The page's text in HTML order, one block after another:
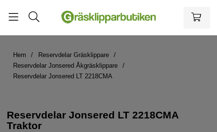
Hem
Reservdelar Gräsklippare
Reservdelar Jonsered Åkgräsklippare
Reservdelar Jonsered LT 2218CMA
Reservdelar Jonsered LT 2218CMA
Traktor